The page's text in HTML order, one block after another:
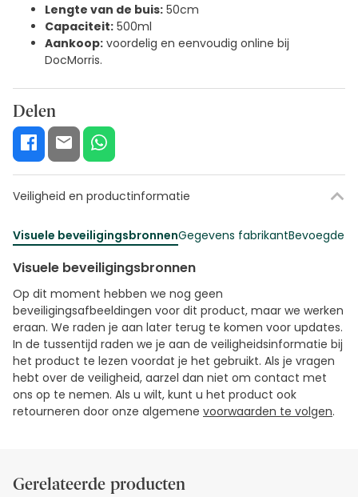
Lengte van de buis: 50cm
Capaciteit: 500ml
Aankoop: voordelig en eenvoudig online bij
DocMorris.
Delen
Veiligheid en productinformatie
Visuele beveiligingsbronnenGegevens fabrikantBevoegde
Visuele beveiligingsbronnen
Op dit moment hebben we nog geen
beveiligingsafbeeldingen voor dit product, maar we werken
eraan. We raden je aan later terug te komen voor updates.
In de tussentijd raden we je aan de veiligheidsinformatie bij
het product te lezen voordat je het gebruikt. Als je vragen
hebt over de veiligheid, aarzel dan niet om contact met
ons op te nemen. Als u wilt, kunt u het product ook
retourneren door onze algemene voorwaarden te volgen.
Gerelateerde producten